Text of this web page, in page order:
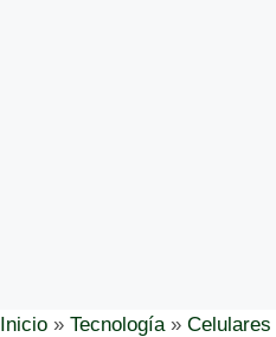
Inicio » Tecnología» Celulares